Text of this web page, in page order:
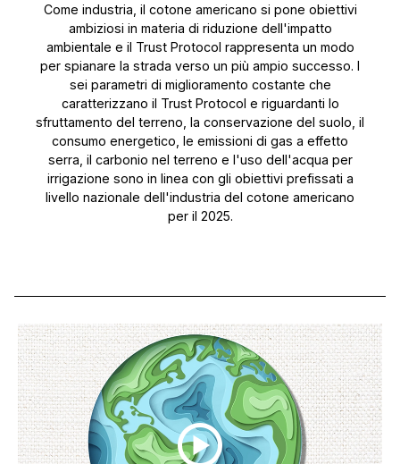
Come industria, il cotone americano si pone obiettivi
ambiziosi in materia di riduzione dell'impatto
ambientale e il Trust Protocol rappresenta un modo
per spianare la strada verso un più ampio successo. I
sei parametri di miglioramento costante che
caratterizzano il Trust Protocol e riguardanti lo
sfruttamento del terreno, la conservazione del suolo, il
consumo energetico, le emissioni di gas a effetto
serra, il carbonio nel terreno e l'uso dell'acqua per
irrigazione sono in linea con gli obiettivi prefissati a
livello nazionale dell'industria del cotone americano
per il 2025.